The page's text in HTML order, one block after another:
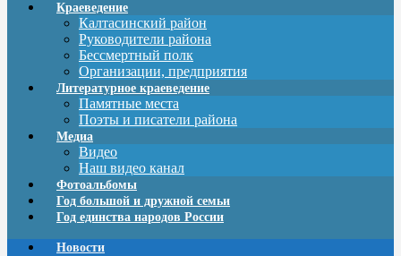
Краеведение
Калтасинский район
Руководители района
Бессмертный полк
Организации, предприятия
Литературное краеведение
Памятные места
Поэты и писатели района
Медиа
Видео
Наш видео канал
Фотоальбомы
Год большой и дружной семьи
Год единства народов России
Новости